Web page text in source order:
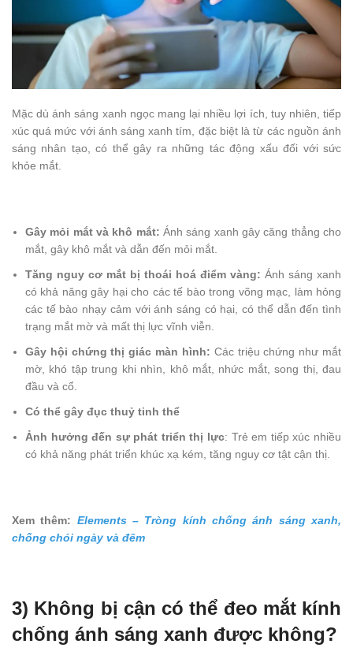
Mặc dù ánh sáng xanh ngọc mang lại nhiều lợi ích, tuy nhiên, tiếp
xúc quá mức với ánh sáng xanh tím, đặc biệt là từ các nguồn ánh
sáng nhân tạo, có thể gây ra những tác động xấu đối với sức
khỏe mắt.
Gây mỏi mắt và khô mắt: Ánh sáng xanh gây căng thẳng cho
mắt, gây khô mắt và dẫn đến mỏi mắt.
Tăng nguy cơ mắt bị thoái hoá điểm vàng: Ánh sáng xanh
có khả năng gây hại cho các tế bào trong võng mạc, làm hỏng
các tế bào nhạy cảm với ánh sáng có hại, có thể dẫn đến tình
trạng mắt mờ và mất thị lực vĩnh viễn.
Gây hội chứng thị giác màn hình: Các triệu chứng như mắt
mờ, khó tập trung khi nhìn, khô mắt, nhức mắt, song thị, đau
đầu và cổ.
Có thể gây đục thuỷ tinh thể
Ảnh hưởng đến sự phát triển thị lực: Trẻ em tiếp xúc nhiều
có khả năng phát triển khúc xạ kém, tăng nguy cơ tật cận thị.
Xem thêm: Elements – Tròng kính chống ánh sáng xanh,
chống chói ngày và đêm
3) Không bị cận có thể đeo mắt kính
chống ánh sáng xanh được không?